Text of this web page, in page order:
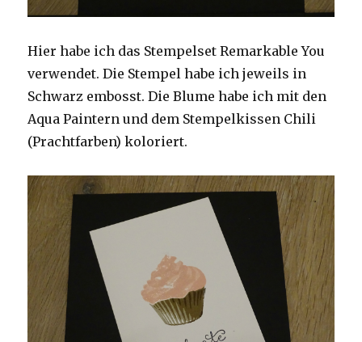
Hier habe ich das Stempelset Remarkable You
verwendet. Die Stempel habe ich jeweils in
Schwarz embosst. Die Blume habe ich mit den
Aqua Paintern und dem Stempelkissen Chili
(Prachtfarben) koloriert.